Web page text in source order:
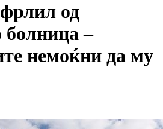
од
болница –
немоќни да му